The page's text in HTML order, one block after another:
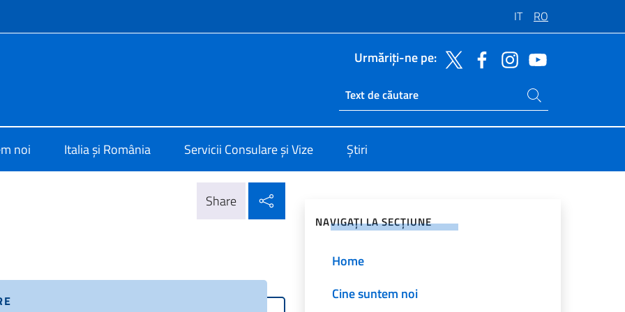
IT RO
Urmăriți-ne pe:
Ricerca sito live
Caută pe site
noi Italia și România Servicii Consulare și Vize Știri
Share
NAVIGAȚI LA SECȚIUNE
Home
Cine suntem noi